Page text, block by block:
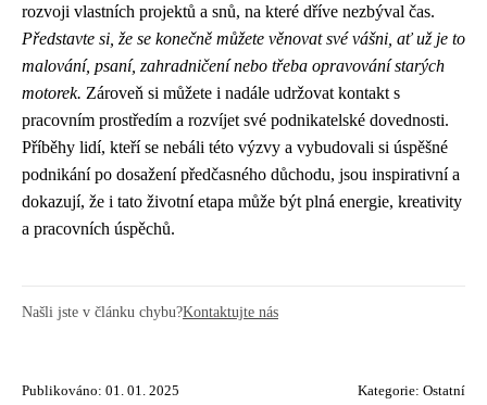
rozvoji vlastních projektů a snů, na které dříve nezbýval čas.
Představte si, že se konečně můžete věnovat své vášni, ať už je to
malování, psaní, zahradničení nebo třeba opravování starých
motorek. Zároveň si můžete i nadále udržovat kontakt s
pracovním prostředím a rozvíjet své podnikatelské dovednosti.
Příběhy lidí, kteří se nebáli této výzvy a vybudovali si úspěšné
podnikání po dosažení předčasného důchodu, jsou inspirativní a
dokazují, že i tato životní etapa může být plná energie, kreativity
a pracovních úspěchů.
Našli jste v článku chybu?Kontaktujte nás
Publikováno: 01. 01. 2025 Kategorie: Ostatní